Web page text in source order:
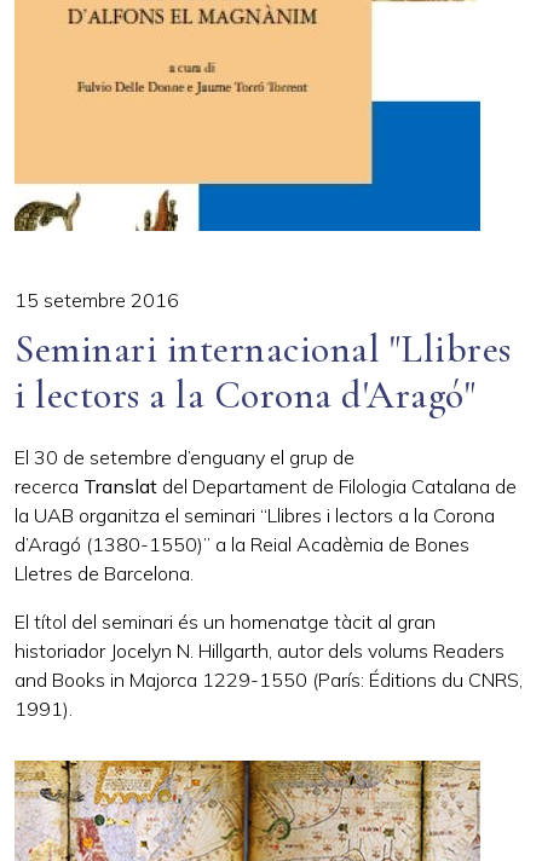
15 setembre 2016
Seminari internacional "Llibres
i lectors a la Corona d'Aragó"
El 30 de setembre d’enguany el grup de
recerca Translat del Departament de Filologia Catalana de
la UAB organitza el seminari “Llibres i lectors a la Corona
d’Aragó (1380-1550)” a la Reial Acadèmia de Bones
Lletres de Barcelona.
El títol del seminari és un homenatge tàcit al gran
historiador Jocelyn N. Hillgarth, autor dels volums Readers
and Books in Majorca 1229-1550 (París: Éditions du CNRS,
1991).